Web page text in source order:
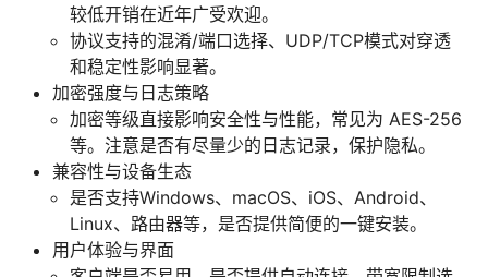
较低开销在近年广受欢迎。
协议支持的混淆/端口选择、UDP/TCP模式对穿透
和稳定性影响显著。
加密强度与日志策略
加密等级直接影响安全性与性能，常见为 AES-256
等。注意是否有尽量少的日志记录，保护隐私。
兼容性与设备生态
是否支持Windows、macOS、iOS、Android、
Linux、路由器等，是否提供简便的一键安装。
用户体验与界面